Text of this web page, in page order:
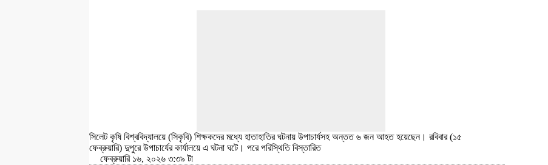
সিলেট কৃষি বিশ্ববিদ্যালয়ে (সিকৃবি) শিক্ষকদের মধ্যে হাতাহাতির ঘটনায় উপাচার্যসহ অন্তত ৬ জন আহত হয়েছেন। রবিবার (১৫
ফেব্রুয়ারি) দুপুরে উপাচার্যের কার্যালয়ে এ ঘটনা ঘটে। পরে পরিস্থিতিবিস্তারিত
ফেব্রুয়ারি ১৬, ২০২৬ ৩:৩৯ টা